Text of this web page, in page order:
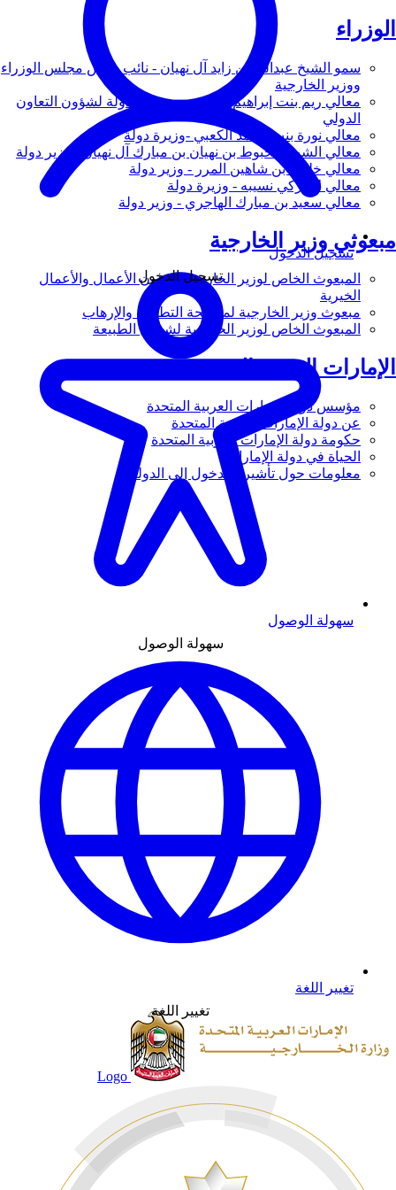
الوزراء
سمو الشيخ عبدالله بن زايد آل نهيان - نائب رئيس مجلس الوزراء
ووزير الخارجية
معالي ريم بنت إبراهيم الهاشمي - وزيرة دولة لشؤون التعاون
الدولي
معالي نورة بنت محمد الكعبي -وزيرة دولة
معالي الشيخ شخبوط بن نهيان بن مبارك آل نهيان - وزير دولة
معالي خليفة بن شاهين المرر - وزير دولة
معالي لانا زكي نسيبه - وزيرة دولة
معالي سعيد بن مبارك الهاجري - وزير دولة
مبعوثي وزير الخارجية
المبعوث الخاص لوزير الخارجية لشؤون الأعمال والأعمال
الخيرية
مبعوث وزير الخارجية لمكافحة التطرف والإرهاب
المبعوث الخاص لوزير الخارجية لشؤون الطبيعة
الإمارات العربية المتحدة
مؤسس دولة الإمارات العربية المتحدة
عن دولة الإمارات العربية المتحدة
حكومة دولة الإمارات العربية المتحدة
الحياة في دولة الإمارات
معلومات حول تأشيرة الدخول إلى الدولة
تسجيل الدخول
تسجيل الدخول
سهولة الوصول
سهولة الوصول
تغيير اللغة
تغيير اللغة
Logo